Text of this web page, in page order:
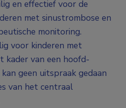
en effectief voor de
met sinustrombose en
monitoring.
voor kinderen met
kader van een hoofd-
geen uitspraak gedaan
van het centraal